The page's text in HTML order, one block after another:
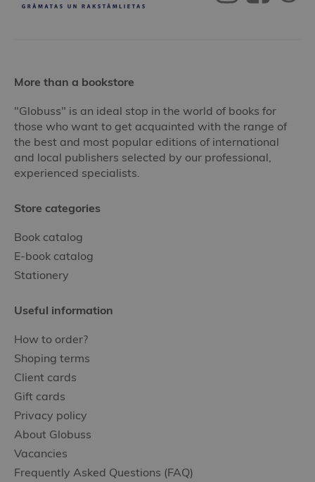
More than a bookstore
"Globuss" is an ideal stop in the world of books for
those who want to get acquainted with the range of
the best and most popular editions of international
and local publishers selected by our professional,
experienced specialists.
Store categories
Book catalog
E-book catalog
Stationery
Useful information
How to order?
Shoping terms
Client cards
Gift cards
Privacy policy
About Globuss
Vacancies
Frequently Asked Questions (FAQ)